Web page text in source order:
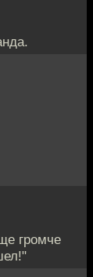
громче